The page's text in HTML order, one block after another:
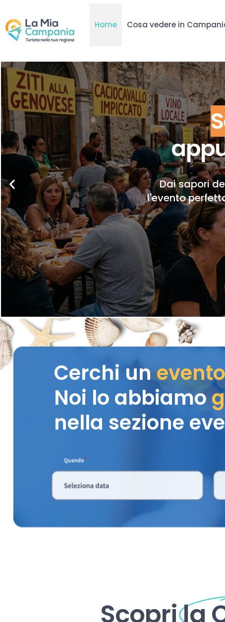
Home Cosa vedere in
Dai sapori
l'evento
Cerchi unevento
Noi lo abbiamo
nella sezione
Scoprila